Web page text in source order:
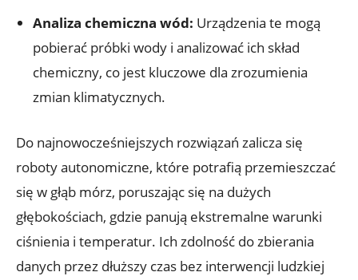
Analiza chemiczna ⁢wód: Urządzenia te mogą
pobierać próbki wody i⁣ analizować ich skład
chemiczny, co jest kluczowe dla zrozumienia‌
zmian klimatycznych.
Do najnowocześniejszych rozwiązań zalicza⁤ się
roboty autonomiczne, które potrafią przemieszczać
się w głąb⁤ mórz,⁢ poruszając‍ się na⁣ dużych
głębokościach, gdzie panują ⁤ekstremalne warunki‍
ciśnienia i temperatur.​ Ich zdolność do zbierania
danych‍ przez ⁣dłuższy czas bez interwencji ludzkiej